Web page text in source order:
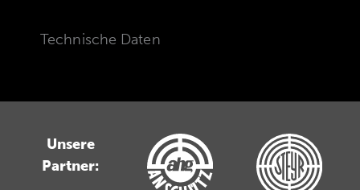
Technische Daten
Unsere
Partner: